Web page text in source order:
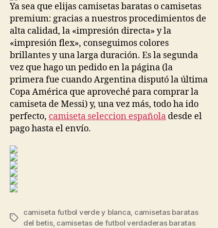
Ya sea que elijas camisetas baratas o camisetas
premium: gracias a nuestros procedimientos de
alta calidad, la «impresión directa» y la
«impresión flex», conseguimos colores
brillantes y una larga duración. Es la segunda
vez que hago un pedido en la página (la
primera fue cuando Argentina disputó la última
Copa América que aproveché para comprar la
camiseta de Messi) y, una vez más, todo ha ido
perfecto, camiseta seleccion española desde el
pago hasta el envío.
Etiquetas
camiseta futbol verde y blanca, camisetas baratas
del betis, camisetas de futbol verdaderas baratas